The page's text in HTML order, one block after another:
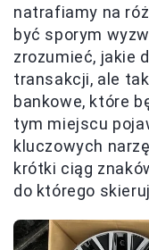
natrafiamy na
być sporym
zrozumieć, jakie
transakcji, ale
bankowe, które
tym miejscu
kluczowych
krótki ciąg
do którego